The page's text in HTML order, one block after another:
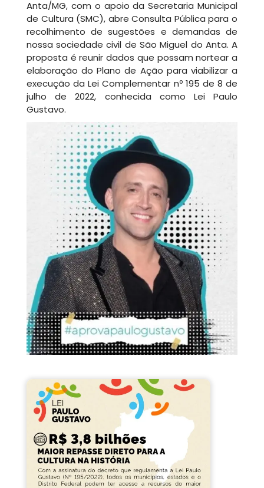
Anta/MG, com o apoio da Secretaria Municipal
de Cultura (SMC), abre Consulta Pública para o
recolhimento de sugestões e demandas de
nossa sociedade civil de São Miguel do Anta. A
proposta é reunir dados que possam nortear a
elaboração do Plano de Ação para viabilizar a
execução da Lei Complementar nº 195 de 8 de
julho de 2022, conhecida como Lei Paulo
Gustavo.